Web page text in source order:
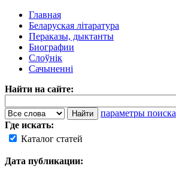
Главная
Беларуская літаратура
Пераказы, дыктанты
Биографии
Слоўнік
Сачыненні
Найти на сайте:
параметры поиска
Где искать:
Каталог статей
Дата публикации: